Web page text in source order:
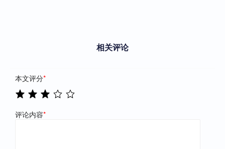
相关评论
本文评分*
评论内容*